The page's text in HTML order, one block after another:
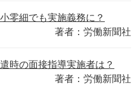
零細でも実施義務に？
著者：労働新聞社
時の面接指導実施者は？
著者：労働新聞社